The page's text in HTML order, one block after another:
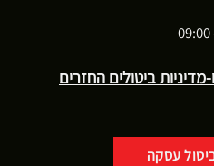
ביטולים החזרים
עסקה